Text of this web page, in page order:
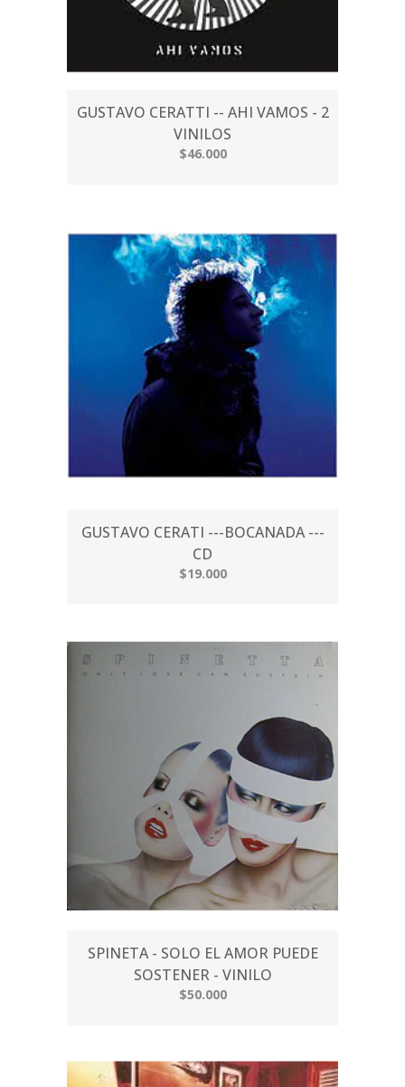
GUSTAVO CERATTI -- AHI VAMOS - 2
VINILOS
$46.000
GUSTAVO CERATI ---BOCANADA ---
CD
$19.000
SPINETA - SOLO EL AMOR PUEDE
SOSTENER - VINILO
$50.000